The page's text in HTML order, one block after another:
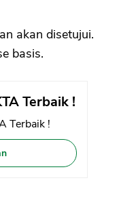
akan disetujui.
basis.
Terbaik !
Terbaik !